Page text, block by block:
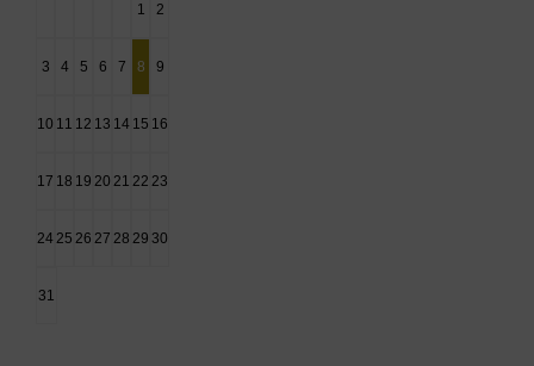
1 2
3 4 5 6 7 8 9
10 11 12 13 14 15 16
17 18 19 20 21 22 23
24 25 26 27 28 29 30
31